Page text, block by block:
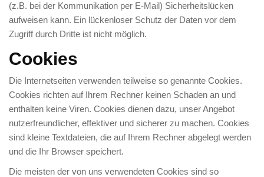
Kundeninformationen
Mein Konto
IMPRESSUM
(z.B. bei der Kommunikation per E-Mail) Sicherheitslücken
aufweisen kann. Ein lückenloser Schutz der Daten vor dem
Zugriff durch Dritte ist nicht möglich.
Cookies
Die Internetseiten verwenden teilweise so genannte Cookies.
Cookies richten auf Ihrem Rechner keinen Schaden an und
enthalten keine Viren. Cookies dienen dazu, unser Angebot
nutzerfreundlicher, effektiver und sicherer zu machen. Cookies
sind kleine Textdateien, die auf Ihrem Rechner abgelegt werden
und die Ihr Browser speichert.
Die meisten der von uns verwendeten Cookies sind so